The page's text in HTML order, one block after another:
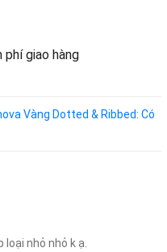
giao hàng
Vàng Dotted & Ribbed: Có
nhỏ nhỏ k ạ.